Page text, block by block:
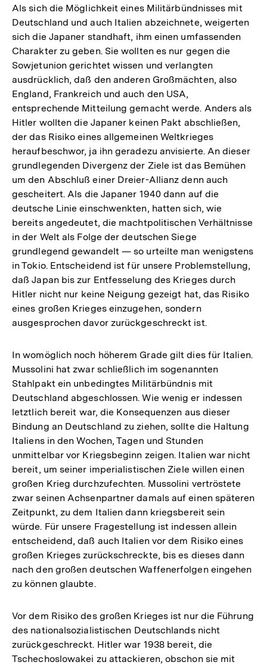
Als sich die Möglichkeit eines Militärbündnisses mit
Deutschland und auch Italien abzeichnete, weigerten
sich die Japaner standhaft, ihm einen umfassenden
Charakter zu geben. Sie wollten es nur gegen die
Sowjetunion gerichtet wissen und verlangten
ausdrücklich, daß den anderen Großmächten, also
England, Frankreich und auch den USA,
entsprechende Mitteilung gemacht werde. Anders als
Hitler wollten die Japaner keinen Pakt abschließen,
der das Risiko eines allgemeinen Weltkrieges
heraufbeschwor, ja ihn geradezu anvisierte. An dieser
grundlegenden Divergenz der Ziele ist das Bemühen
um den Abschluß einer Dreier-Allianz denn auch
gescheitert. Als die Japaner 1940 dann auf die
deutsche Linie einschwenkten, hatten sich, wie
bereits angedeutet, die machtpolitischen Verhältnisse
in der Welt als Folge der deutschen Siege
grundlegend gewandelt — so urteilte man wenigstens
in Tokio. Entscheidend ist für unsere Problemstellung,
daß Japan bis zur Entfesselung des Krieges durch
Hitler nicht nur keine Neigung gezeigt hat, das Risiko
eines großen Krieges einzugehen, sondern
ausgesprochen davor zurückgeschreckt ist.
In womöglich noch höherem Grade gilt dies für Italien.
Mussolini hat zwar schließlich im sogenannten
Stahlpakt ein unbedingtes Militärbündnis mit
Deutschland abgeschlossen. Wie wenig er indessen
letztlich bereit war, die Konsequenzen aus dieser
Bindung an Deutschland zu ziehen, sollte die Haltung
Italiens in den Wochen, Tagen und Stunden
unmittelbar vor Kriegsbeginn zeigen. Italien war nicht
bereit, um seiner imperialistischen Ziele willen einen
großen Krieg durchzufechten. Mussolini vertröstete
zwar seinen Achsenpartner damals auf einen späteren
Zeitpunkt, zu dem Italien dann kriegsbereit sein
würde. Für unsere Fragestellung ist indessen allein
entscheidend, daß auch Italien vor dem Risiko eines
großen Krieges zurückschreckte, bis es dieses dann
nach den großen deutschen Waffenerfolgen eingehen
zu können glaubte.
Vor dem Risiko des großen Krieges ist nur die Führung
des nationalsozialistischen Deutschlands nicht
zurückgeschreckt. Hitler war 1938 bereit, die
Tschechoslowakei zu attackieren, obschon sie mit